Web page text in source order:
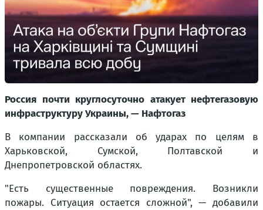
Россия почти круглосуточно атакует нефтегазовую
инфраструктуру Украины, — Нафтогаз
В компании рассказали об ударах по целям в
Харьковской, Сумской, Полтавской и
Днепропетровской областях.
"Есть существенные повреждения. Возникли
пожары. Ситуация остается сложной", — добавили